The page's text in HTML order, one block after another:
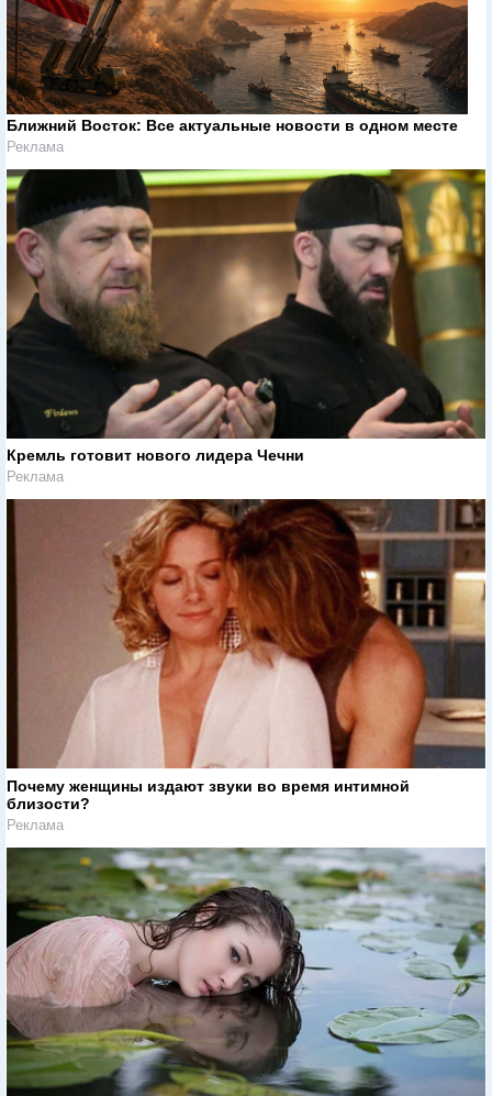
Ближний Восток: Все актуальные новости в одном месте
Реклама
Кремль готовит нового лидера Чечни
Реклама
Почему женщины издают звуки во время интимной
близости?
Реклама